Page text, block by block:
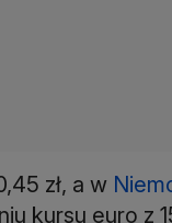
zł, a w
kursu euro z